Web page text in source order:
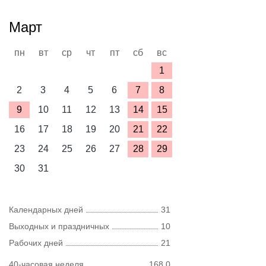
Март
пн вт ср чт пт сб
вс
1
2
3 4 5 6 7
8
9
10 11 12 13 14
15
16
17 18 19 20 21
22
23
24 25 26 27 28
29
30
31
Календарных дней
31
Выходных и праздничных
10
Рабочих дней
21